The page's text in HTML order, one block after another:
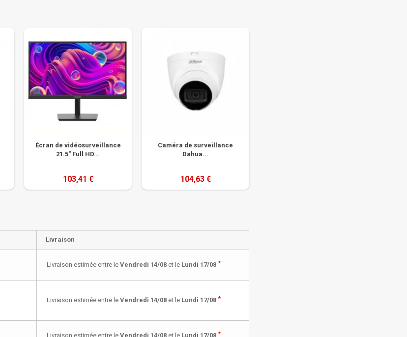
Écran de vidéosurveillance
21.5" Full HD...
103,41 €
Caméra de surveillance
Dahua...
104,63 €
Livraison
Livraison estimée entre le Vendredi 14/08 et le Lundi 17/08 *
Livraison estimée entre le Vendredi 14/08 et le Lundi 17/08 *
Livraison estimée entre le Vendredi 14/08 et le Lundi 17/08 *